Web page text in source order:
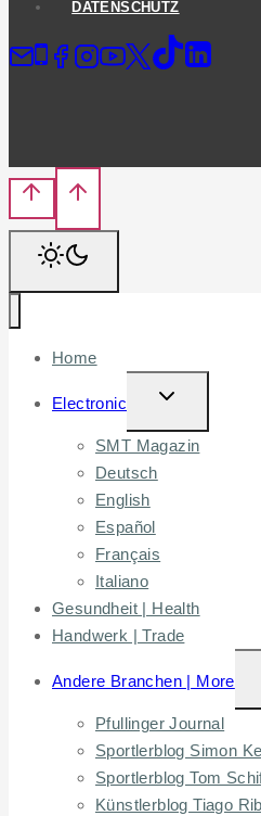
DATENSCHUTZ
Home
Electronic
TOGGLE
CHILD
MENU
SMT Magazin
Deutsch
English
Español
Français
Italiano
Gesundheit | Health
Handwerk | Trade
Andere Branchen | More
Pfullinger Journal
Sportlerblog Simon
Sportlerblog Tom
Künstlerblog Tiago